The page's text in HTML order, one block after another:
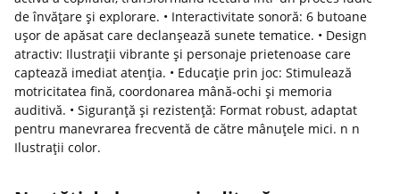
de învățare și explorare. • Interactivitate sonoră: 6 butoane
ușor de apăsat care declanșează sunete tematice. • Design
atractiv: Ilustrații vibrante și personaje prietenoase care
captează imediat atenția. • Educație prin joc: Stimulează
motricitatea fină, coordonarea mână-ochi și memoria
auditivă. • Siguranță și rezistență: Format robust, adaptat
pentru manevrarea frecventă de către mânuțele mici. n n
Ilustrații color.